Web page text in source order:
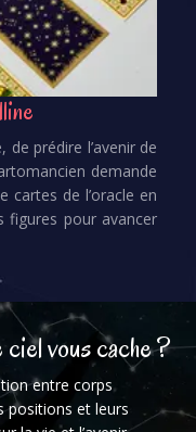
prédire l’avenir de
demande
cartes de l’oracle en
figures pour avancer
vous cache ?
entre corps
positions et leurs